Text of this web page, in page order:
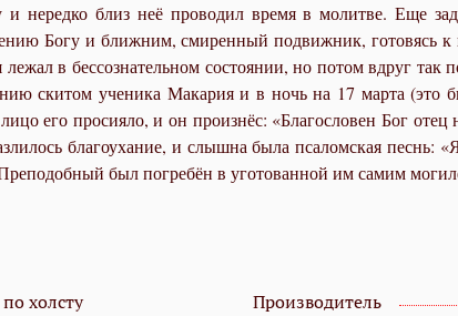
нередко близ неё проводил время в молитве. Еще
Богу и ближним, смиренный подвижник, готовясь к
в бессознательном состоянии, но потом вдруг
скитом ученика Макария и в ночь на 17 марта (это
его просияло, и он произнёс: «Благословен Бог
благоухание, и слышна была псаломская песнь:
был погребён в уготованной им самим
холсту Производитель